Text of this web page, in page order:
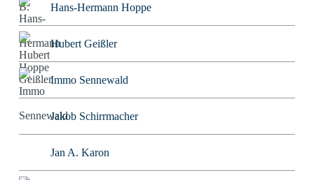
Hans-Hermann Hoppe
Hubert Geißler
Immo Sennewald
Jakob Schirrmacher
Jan A. Karon